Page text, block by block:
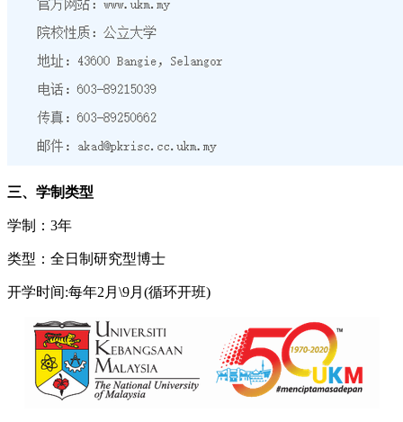
三、学制类型
学制：3年
类型：全日制研究型博士
开学时间:每年2月\9月(循环开班)